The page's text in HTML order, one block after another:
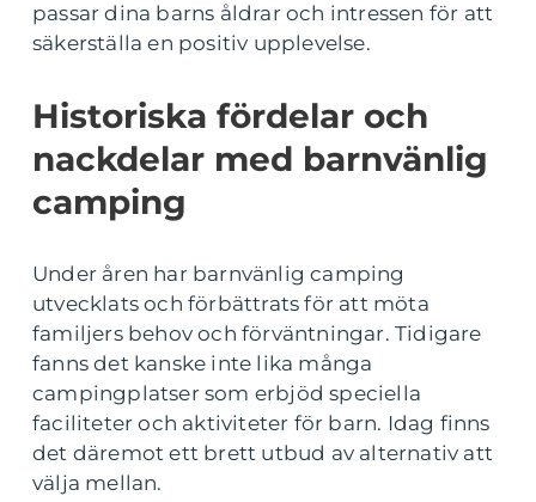
passar dina barns åldrar och intressen för att
säkerställa en positiv upplevelse.
Historiska fördelar och
nackdelar med barnvänlig
camping
Under åren har barnvänlig camping
utvecklats och förbättrats för att möta
familjers behov och förväntningar. Tidigare
fanns det kanske inte lika många
campingplatser som erbjöd speciella
faciliteter och aktiviteter för barn. Idag finns
det däremot ett brett utbud av alternativ att
välja mellan.